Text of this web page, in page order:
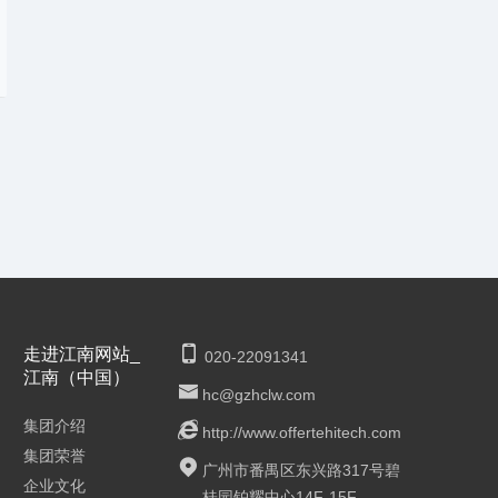
走进江南网站_
江南（中国）
集团介绍
集团荣誉
企业文化
020-22091341
hc@gzhclw.com
http://www.offertehitech.com
广州市番禺区东兴路317号碧